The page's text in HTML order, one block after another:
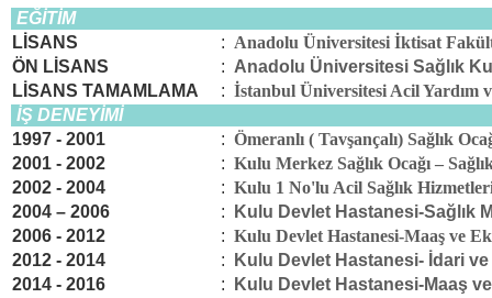
EĞİTİM
LİSANS
: Anadolu Üniversitesi İktisat
ÖN LİSANS
: Anadolu Üniversitesi Sağlık
LİSANS TAMAMLAMA
: İstanbul Üniversitesi Acil Yardım
İŞ DENEYİMİ
1997 - 2001
: Ömeranlı ( Tavşançalı) Sağlık
2001 - 2002
: Kulu Merkez Sağlık Ocağı –
2002 - 2004
: Kulu 1 No'lu Acil Sağlık
2004 – 2006
:
Kulu Devlet Hastanesi-Sağlık
2006 - 2012
: Kulu Devlet Hastanesi-Maaş ve
2012 - 2014
:
Kulu Devlet Hastanesi- İdari
2014 - 2016
:
Kulu Devlet Hastanesi-Maaş